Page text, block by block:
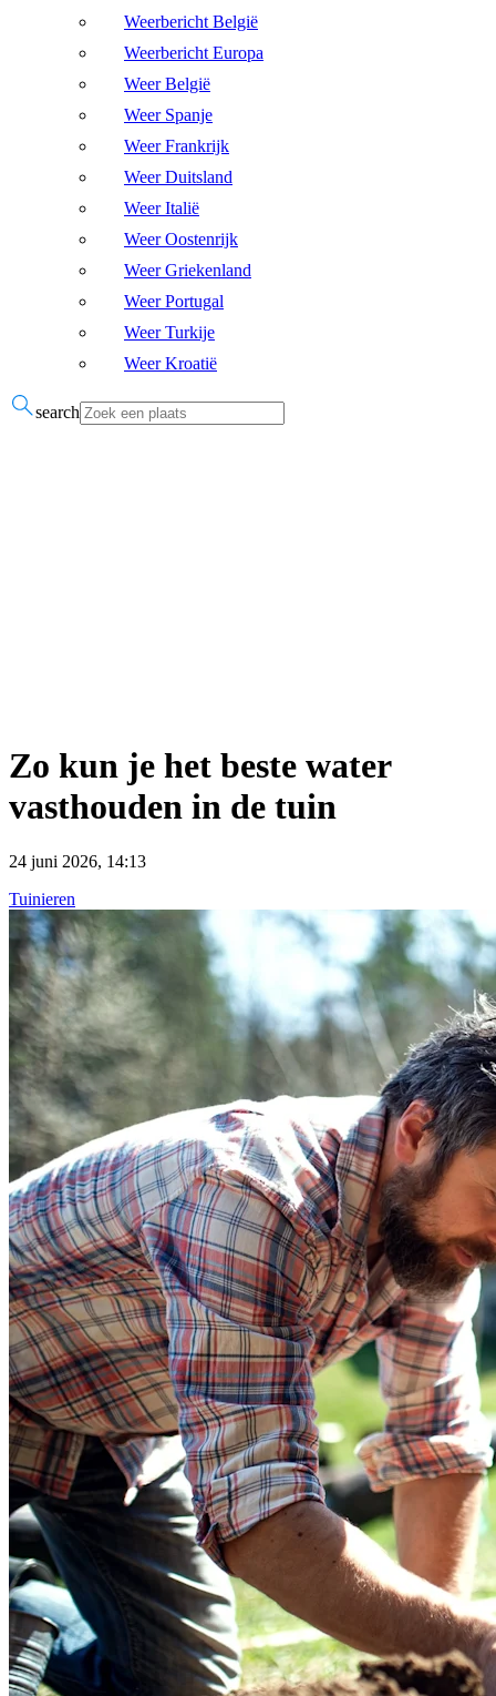
Weerbericht België
Weerbericht Europa
Weer België
Weer Spanje
Weer Frankrijk
Weer Duitsland
Weer Italië
Weer Oostenrijk
Weer Griekenland
Weer Portugal
Weer Turkije
Weer Kroatië
search
Zo kun je het beste water
vasthouden in de tuin
24 juni 2026, 14:13
Tuinieren